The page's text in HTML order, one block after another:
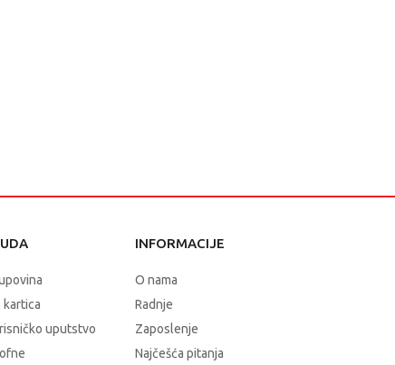
kartica
uputstvo
INFORMACIJE
O nama
Radnje
Zaposlenje
Najčešća pitanja